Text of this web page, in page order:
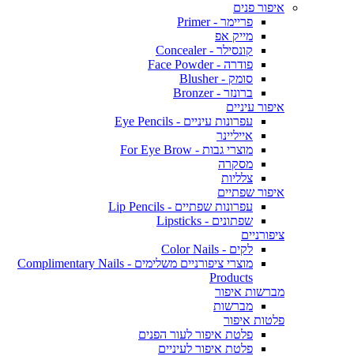
איפור פנים
פריימר - Primer
מייק אפ
קונסילר - Concealer
פודרה - Face Powder
סומק - Blusher
ברונזר - Bronzer
איפור עיניים
עפרונות עיניים - Eye Pencils
אייליינר
מוצרי גבות - For Eye Brow
מסקרה
צלליות
איפור שפתיים
עפרונות שפתיים - Lip Pencils
שפתונים - Lipsticks
ציפורניים
לקים - Color Nails
מוצרי ציפורניים משלימים - Complimentary Nails
Products
מברשות איפור
מברשות
פלטות איפור
פלטת איפור לעור הפנים
פלטת איפור לעיניים